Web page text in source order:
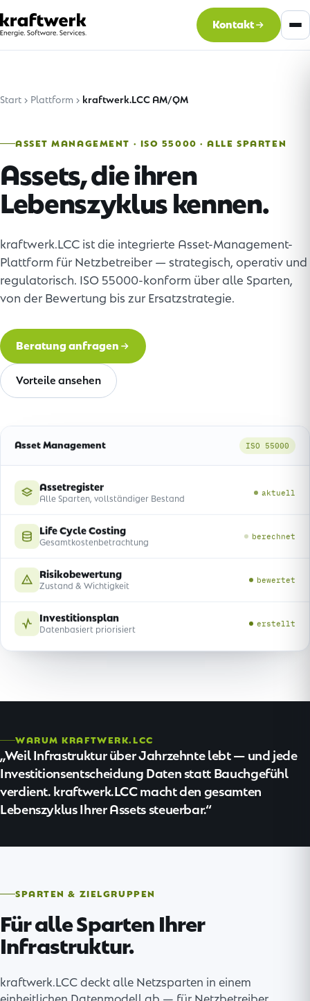
Kontakt
Start Plattform kraftwerk.LCC AM/QM
ASSET MANAGEMENT · ISO 55000 · ALLE SPARTEN
Assets, die ihren
Lebenszyklus kennen.
kraftwerk.LCC ist die integrierte Asset-Management-
Plattform für Netzbetreiber — strategisch, operativ und
regulatorisch. ISO 55000-konform über alle Sparten,
von der Bewertung bis zur Ersatzstrategie.
Beratung anfragen
Vorteile ansehen
Asset Management ISO 55000
Assetregister
Alle Sparten, vollständiger Bestand
aktuell
Life Cycle Costing
Gesamtkostenbetrachtung
berechnet
Risikobewertung
Zustand & Wichtigkeit
bewertet
Investitionsplan
Datenbasiert priorisiert
erstellt
WARUM KRAFTWERK.LCC
Weil Infrastruktur über Jahrzehnte lebt — und jede
Investitionsentscheidung Daten statt Bauchgefühl
verdient. kraftwerk.LCC macht den gesamten
Lebenszyklus Ihrer Assets steuerbar.
SPARTEN & ZIELGRUPPEN
Für alle Sparten Ihrer
Infrastruktur.
kraftwerk.LCC deckt alle Netzsparten in einem